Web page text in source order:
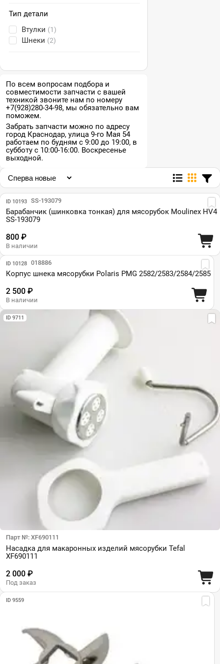
Тип детали
Втулки (1)
Шнеки (2)
По всем вопросам подбора и
совместимости запчасти с вашей
техникой звоните нам по номеру
+7(928)280-34-98, мы обязательно вам
поможем.
Забрать запчасти можно по адресу
город Краснодар, улица 9-го Мая 54
работаем по будням с 9:00 до 19:00, в
субботу с 10:00-16:00. Воскресенье
выходной.
ID 10193
Парт №: SS-193079
Барабанчик (шинковка тонкая) для мясорубок Moulinex HV4
SS-193079
800 ₽
В наличии
ID 10128
Парт №: 018886
Корпус шнека мясорубки Polaris PMG 2582/2583/2584/2585
2 500 ₽
В наличии
ID 9711
Парт №: XF690111
Насадка для макаронных изделий мясорубки Tefal
XF690111
2 000 ₽
Под заказ
ID 9559